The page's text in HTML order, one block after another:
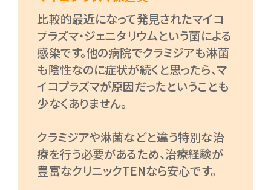
比較的最近になって発見されたマイコ
プラズマ・ジェニタリウムという菌による
感染です。他の病院でクラミジアも淋菌
も陰性なのに症状が続くと思ったら、マ
イコプラズマが原因だったということも
少なくありません。
クラミジアや淋菌などと違う特別な治
療を行う必要があるため、治療経験が
豊富なクリニックTENなら安心です。